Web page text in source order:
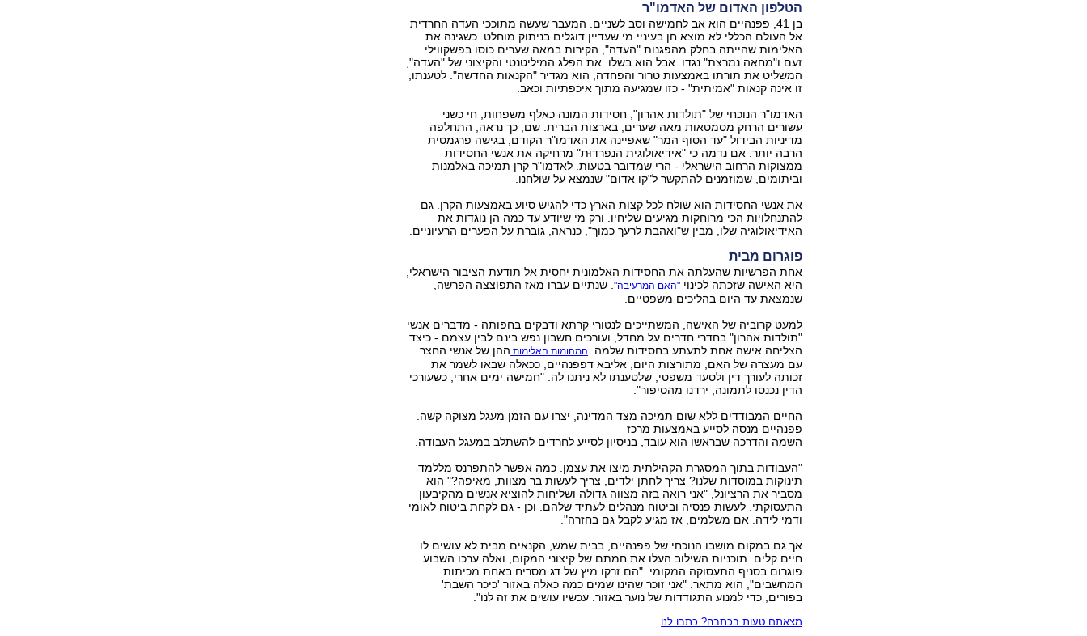
הטלפון האדום של האדמו"ר
בן 41, פפנהיים הוא אב לחמישה וסב לשניים. המעבר שעשה מתוככי העדה החרדית
אל העולם הכללי לא מוצא חן בעיניי מי שעדיין דוגלים בניתוק מוחלט. כשגינה את
האלימות שהייתה בחלק מהפגנות "העדה", הקירות במאה שערים כוסו בפשקווילי
זעם ו"מחאה נמרצת" נגדו. אבל הוא בשלו. את הפלג המיליטנטי והקיצוני של "העדה",
המשליט את תורתו באמצעות טרור והפחדה, הוא מגדיר "הקנאות החדשה". לטענתו,
זו אינה קנאות "אמיתית" - כזו שמגיעה מתוך איכפתיות וכאב.
האדמו"ר הנוכחי של "תולדות אהרון", חסידות המונה כאלף משפחות, חי כשני
עשורים הרחק מסמטאות מאה שערים, בארצות הברית. שם, כך נראה, התחלפה
מדיניות הבידול "עד הסוף המר" שאפיינה את האדמו"ר הקודם, בגישה פרגמטית
הרבה יותר. אם נדמה כי "אידיאולוגית הנפרדוּת" מרחיקה את אנשי החסידות
ממצוקות הרחוב הישראלי - הרי שמדובר בטעות. לאדמו"ר קרן תמיכה באלמנות
וביתומים, שמוזמנים להתקשר ל"קו אדום" שנמצא על שולחנו.
את אנשי החסידות הוא שולח לכל קצות הארץ כדי להגיש סיוע באמצעות הקרן. גם
להתנחלויות הכי מרוחקות מגיעים שליחיו. ורק מי שיודע עד כמה הן נוגדות את
האידיאולוגיה שלו, מבין ש"ואהבת לרעך כמוך", כנראה, גוברת על הפערים הרעיוניים.
פוגרום מבית
אחת הפרשיות שהעלתה את החסידות האלמונית יחסית אל תודעת הציבור הישראלי,
היא האישה שזכתה לכינוי "האם המרעיבה". שנתיים עברו מאז התפוצצה הפרשה,
שנמצאת עד היום בהליכים משפטיים.
למעט קרוביה של האישה, המשתייכים לנטורי קרתא ודבקים בחפותה - מדברים אנשי
"תולדות אהרון" בחדרי חדרים על מחדל, ועורכים חשבון נפש בינם לבין עצמם - כיצד
הצליחה אישה אחת לתעתע בחסידות שלמה. המהומות האלימות ההן של אנשי החצר
עם מעצרה של האם, מתורצות היום, אליבא דפפנהיים, ככאלה שבאו לשמר את
זכותה לעורך דין ולסעד משפטי, שלטענתו לא ניתנו לה. "חמישה ימים אחרי, כשעורכי
הדין נכנסו לתמונה, ירדנו מהסיפור".
החיים המבודדים ללא שום תמיכה מצד המדינה, יצרו עם הזמן מעגל מצוקה קשה.
פפנהיים מנסה לסייע באמצעות מרכז
השמה והדרכה שבראשו הוא עובד, בניסיון לסייע לחרדים להשתלב במעגל העבודה.
"העבודות בתוך המסגרת הקהילתית מיצו את עצמן. כמה אפשר להתפרנס מללמד
תינוקות במוסדות שלנו? צריך לחתן ילדים, צריך לעשות בר מצוות, מאיפה?" הוא
מסביר את הרציונל, "אני רואה בזה מצווה גדולה ושליחות להוציא אנשים מהקיבעון
התעסוקתי. לעשות פנסיה וביטוח מנהלים לעתיד שלהם. וכן - גם לקחת ביטוח לאומי
ודמי לידה. אם משלמים, אז מגיע לקבל גם בחזרה".
אך גם במקום מושבו הנוכחי של פפנהיים, בבית שמש, הקנאים מבית לא עושים לו
חיים קלים. תוכניות השילוב העלו את חמתם של קיצוני המקום, ואלה ערכו השבוע
פוגרום בסניף התעסוקה המקומי. "הם זרקו מיץ של דג מסריח באחת מכיתות
המחשבים", הוא מתאר. "אני זוכר שהינו שמים כמה כאלה באזור 'כיכר השבת'
בפורים, כדי למנוע התגודדות של נוער באזור. עכשיו עושים את זה לנו".
מצאתם טעות בכתבה? כתבו לנו